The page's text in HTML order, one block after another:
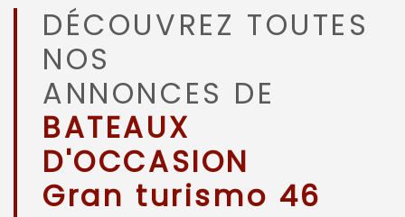
Bateaux d'occasions
L'agence
Contact
06 27 07 57 11
DÉCOUVREZ TOUTES
NOS
ANNONCES DE
BATEAUX
D'OCCASION
Gran turismo 46